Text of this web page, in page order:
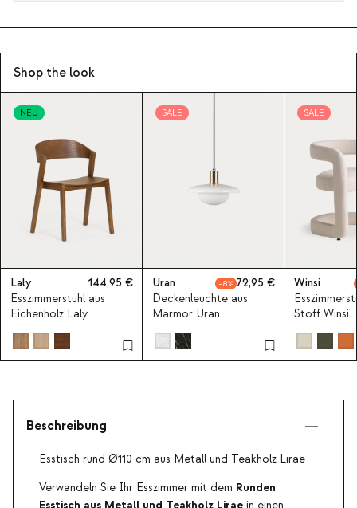
Shop the look
NEU
Laly
144,95
Esszimmerstuhl aus
Eichenholz Laly
SALE
Uran 8
72,95
Deckenleuchte aus
Marmor Uran
SALE
Winsi
Stoff Winsi
Beschreibung
Esstisch rund Ø110 cm aus Metall und Teakholz Lirae
Verwandeln Sie Ihr Esszimmer mit dem Runden